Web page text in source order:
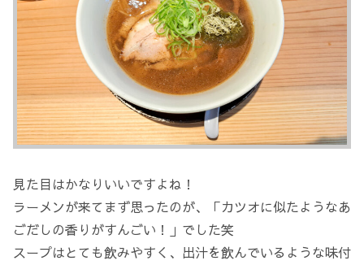
見た目はかなりいいですよね！
ラーメンが来てまず思ったのが、「カツオに似たようなあ
ごだしの香りがすんごい！」でした笑
スープはとても飲みやすく、出汁を飲んでいるような味付